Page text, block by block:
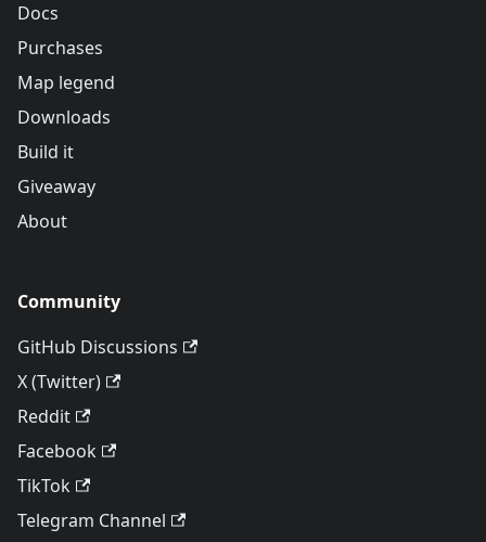
Docs
Purchases
Map legend
Downloads
Build it
Giveaway
About
Community
GitHub Discussions
X (Twitter)
Reddit
Facebook
TikTok
Telegram Channel